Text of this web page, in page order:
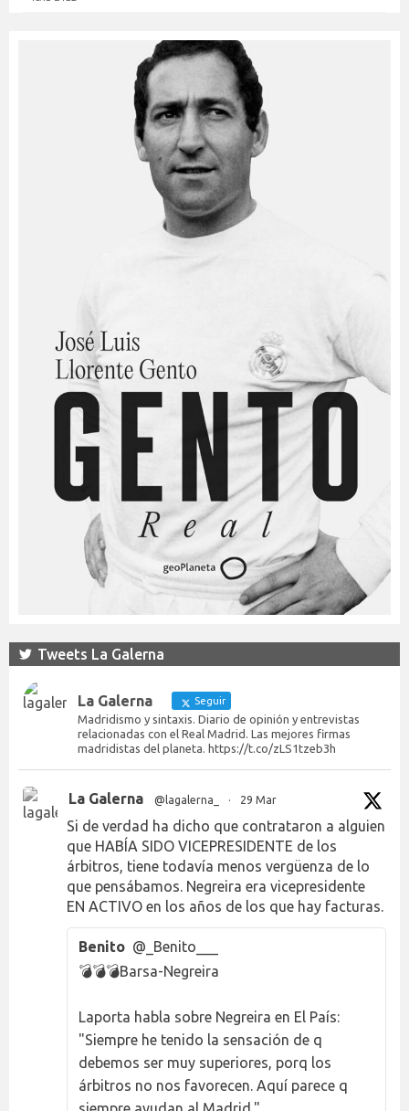
Tweets La Galerna
La Galerna Seguir
Madridismo y sintaxis. Diario de opinión y entrevistas
relacionadas con el Real Madrid. Las mejores firmas
madridistas del planeta. https://t.co/zLS1tzeb3h
La Galerna @lagalerna_ · 29 Mar
Si de verdad ha dicho que contrataron a alguien
que HABÍA SIDO VICEPRESIDENTE de los
árbitros, tiene todavía menos vergüenza de lo
que pensábamos. Negreira era vicepresidente
EN ACTIVO en los años de los que hay facturas.
Benito @_Benito___
💣💣💣Barsa-Negreira
Laporta habla sobre Negreira en El País:
"Siempre he tenido la sensación de q
debemos ser muy superiores, porq los
árbitros no nos favorecen. Aquí parece q